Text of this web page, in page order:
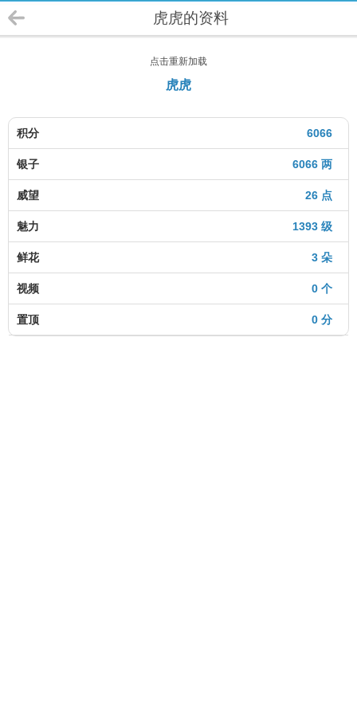
虎虎的资料
点击重新加载
虎虎
6066
积分
6066 两
银子
26 点
威望
1393 级
魅力
3 朵
鲜花
0 个
视频
0 分
置顶